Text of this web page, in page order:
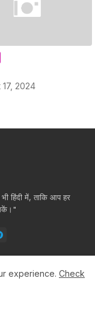
17, 2024
हिंदी में, ताकि आप हर
experience. Check